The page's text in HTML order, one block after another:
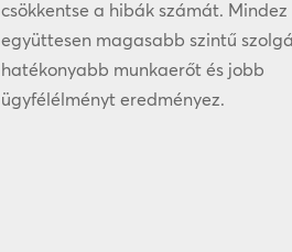
csökkentse a hibák számát. Mindez
együttesen magasabb szintű
hatékonyabb munkaerőt és jobb
ügyfélélményt eredményez.